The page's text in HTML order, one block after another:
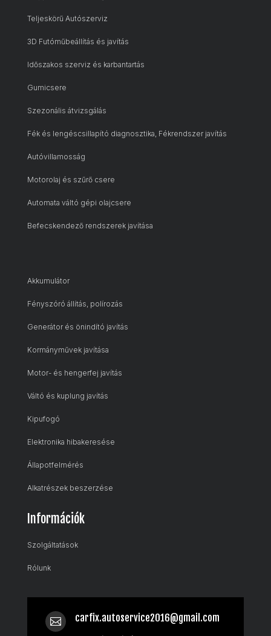
Teljeskörű Autószerviz
3D Futóműbeállítás és javítás
Időszakos szerviz és karbantartás
Gumicsere
Szezonális átvizsgálás
Fék és lengéscsillapító diagnosztika, Fékrendszer javítás
Autóvillamosság
Motorolaj és szűrő csere
Automata váltó gépi olajcsere
Befecskendező rendszerek javítása
Akkumulátor
Fényszóró állítás, polírozás
Generátor és önindító javítás
Kormányművek javítása
Motor- és hengerfej javítás
Váltó és kuplung javítás
Kipufogó
Elektronika hibakeresése
Állapotfelmérés
Alkatrészek beszerzése
Információk
Szolgáltatások
Rólunk
 carfix.autoservice2016@gmail.com